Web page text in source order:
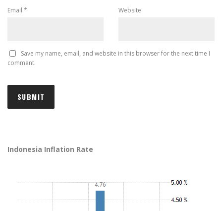
Email * Website
Save my name, email, and website in this browser for the next time I
comment.
Indonesia Inflation Rate